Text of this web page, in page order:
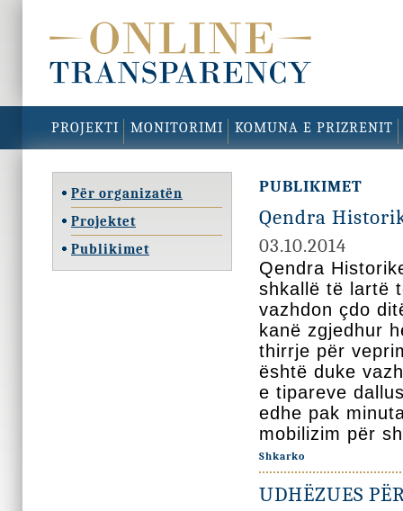
PROJEKTI MONITORIMI KOMUNA E PRIZRENIT
Për organizatën
Projektet
Publikimet
PUBLIKIMET
Qendra
03.10.2014
Qendra
shkallë të lartë
vazhdon çdo
kanë zgjedhur
thirrje për
është duke
e tipareve
edhe pak
mobilizim për
Shkarko
UDHËZUES